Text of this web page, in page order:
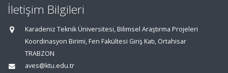
İletişim Bilgileri
Karadeniz Teknik Üniversitesi, Bilimsel Araştırma Projeleri
Koordinasyon Birimi, Fen Fakültesi Giriş Katı, Ortahisar
TRABZON
aves@ktu.edu.tr